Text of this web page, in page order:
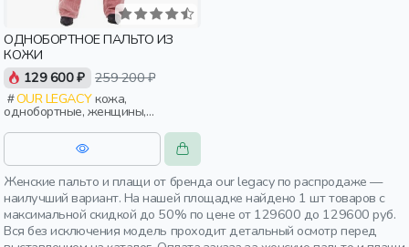
ОДНОБОРТНОЕ ПАЛЬТО ИЗ
КОЖИ
129 600 ₽ 259 200 ₽
OUR LEGACYкожа,
однобортные, женщины,
взрослые
Женские пальто и плащи от бренда our legacy по распродаже —
наилучший вариант. На нашей площадке найдено 1 шт товаров с
максимальной скидкой до 50% по цене от 129600 до 129600 руб.
Вся без исключения модель проходит детальный осмотр перед